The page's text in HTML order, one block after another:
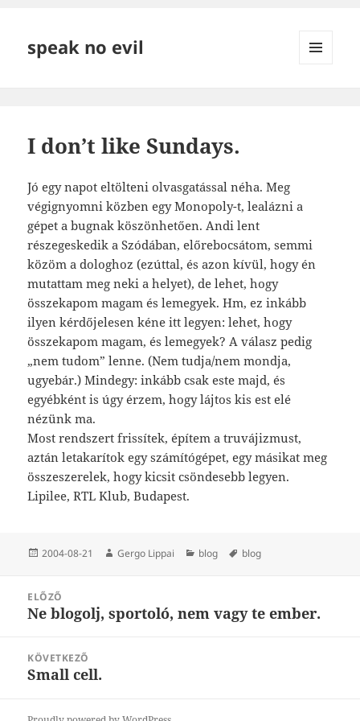
speak no evil
I don’t like Sundays.
Jó egy napot eltölteni olvasgatással néha. Meg
végignyomni közben egy Monopoly-t, lealázni a
gépet a bugnak köszönhetően. Andi lent
részegeskedik a Szódában, előrebocsátom, semmi
közöm a dologhoz (ezúttal, és azon kívül, hogy én
mutattam meg neki a helyet), de lehet, hogy
összekapom magam és lemegyek. Hm, ez inkább
ilyen kérdőjelesen kéne itt legyen: lehet, hogy
összekapom magam, és lemegyek? A válasz pedig
„nem tudom” lenne. (Nem tudja/nem mondja,
ugyebár.) Mindegy: inkább csak este majd, és
egyébként is úgy érzem, hogy lájtos kis est elé
nézünk ma.
Most rendszert frissítek, építem a truvájizmust,
aztán letakarítok egy számítógépet, egy másikat meg
összeszerelek, hogy kicsit csöndesebb legyen.
Lipilee, RTL Klub, Budapest.
Közzétéve
2004-08-21 Szerző
Gergo Lippai Kategória
blog Címke
blog
navigáció
ELŐZŐ
Korábbi
Ne blogolj, sportoló, nem vagy te ember.
KÖVETKEZŐ
Következő
Small cell.